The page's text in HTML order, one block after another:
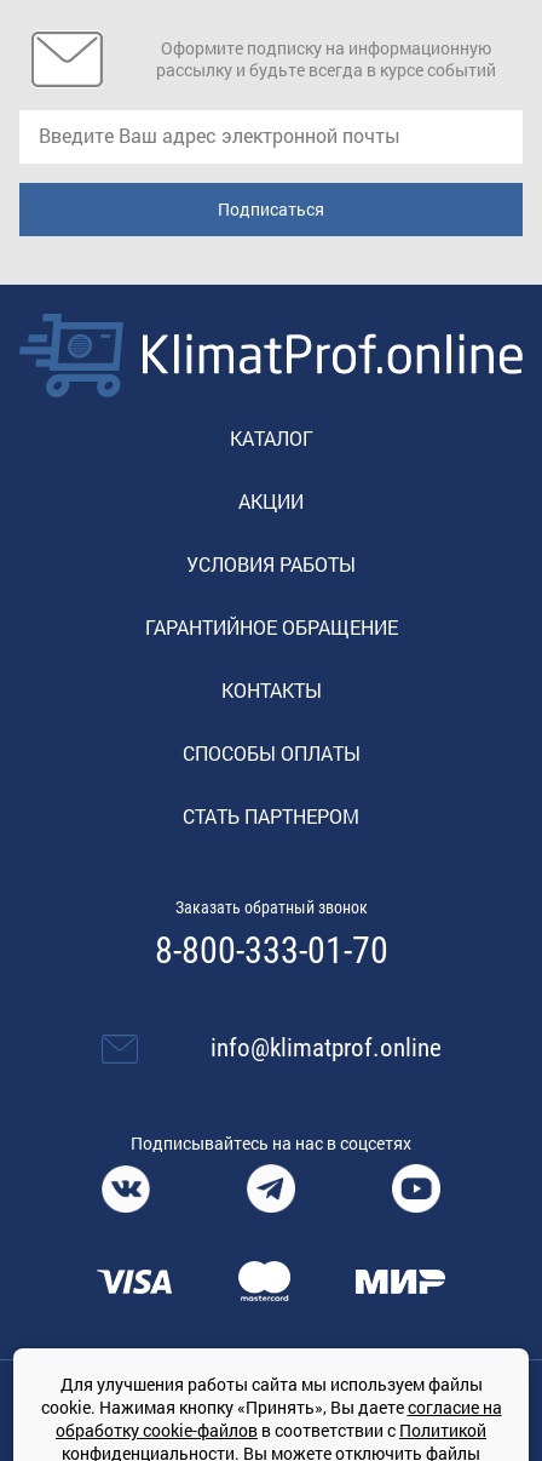
Оформите подписку на информационную
рассылку и будьте всегда в курсе событий
КАТАЛОГ
АКЦИИ
УСЛОВИЯ РАБОТЫ
ГАРАНТИЙНОЕ ОБРАЩЕНИЕ
КОНТАКТЫ
СПОСОБЫ ОПЛАТЫ
СТАТЬ ПАРТНЕРОМ
Заказать обратный звонок
8-800-333-01-70
info@klimatprof.online
Подписывайтесь на нас в соцсетях
Общество с ограниченной ответственностью «ТРЕЙДКОН», ОГРН:
1167847364079, 197022, г. Санкт-Петербург, проспект Медиков, 7
КЛИМАТПРОФ.ONLINE - оптовая продажа кондиционеров и
Для улучшения работы сайта мы используем файлы
cookie. Нажимая кнопку «Принять», Вы даетесогласие на
обработку cookie-файлов в соответствии с Политикой
конфиденциальности. Вы можете отключить файлы